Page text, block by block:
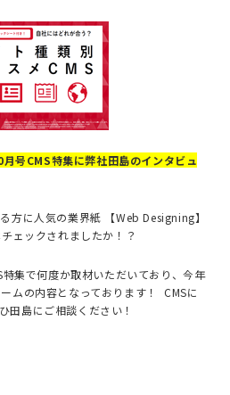
CMS特集に弊社田島のインタビュ
方に人気の業界紙 【Web Designing】
ェックされましたか！？
集で何度か取材いただいており、今年
ムの内容となっております！ CMSに
田島にご相談ください！